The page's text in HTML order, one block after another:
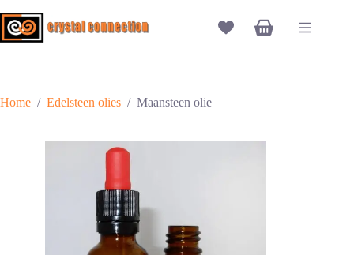
naar
de
Winkelwagen
Home / Edelsteen olies / Maansteen olie